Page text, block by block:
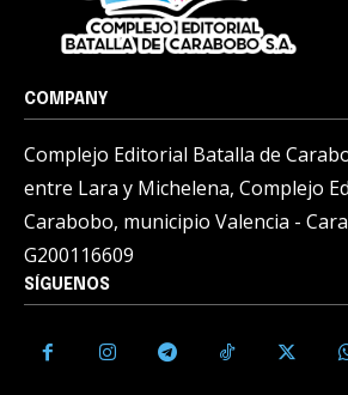
COMPANY
Complejo Editorial Batalla de
entre Lara y Michelena, Complejo
Carabobo, municipio Valencia -
G200116609
SÍGUENOS